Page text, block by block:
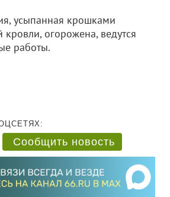
усыпанная крошками
огорожена, ведутся
работы.
Сообщить новость